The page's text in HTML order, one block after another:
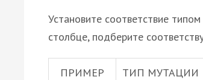
Установите соответствие
столбце, подберите
ПРИМЕР ТИП МУТАЦИИ